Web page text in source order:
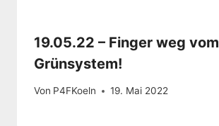
19.05.22 – Finger weg vom
Grünsystem!
Von P4FKoeln 19. Mai 2022